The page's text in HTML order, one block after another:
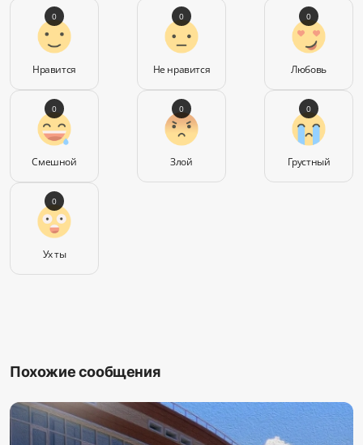
Нравится
0
Не нравится
0
Любовь
0
Смешной
0
Злой
0
Грустный
0
Ух ты
0
Похожие сообщения